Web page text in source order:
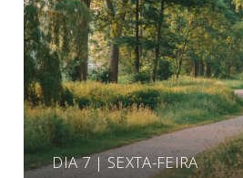
DIA 7 | SEXTA-FEIRA